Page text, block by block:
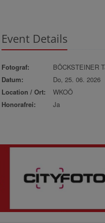
Event Details
Fotograf:
BÖCKSTEINER
Datum:
Do, 25. 06. 2026
Location / Ort:
WKOÖ
Honorafrei:
Ja